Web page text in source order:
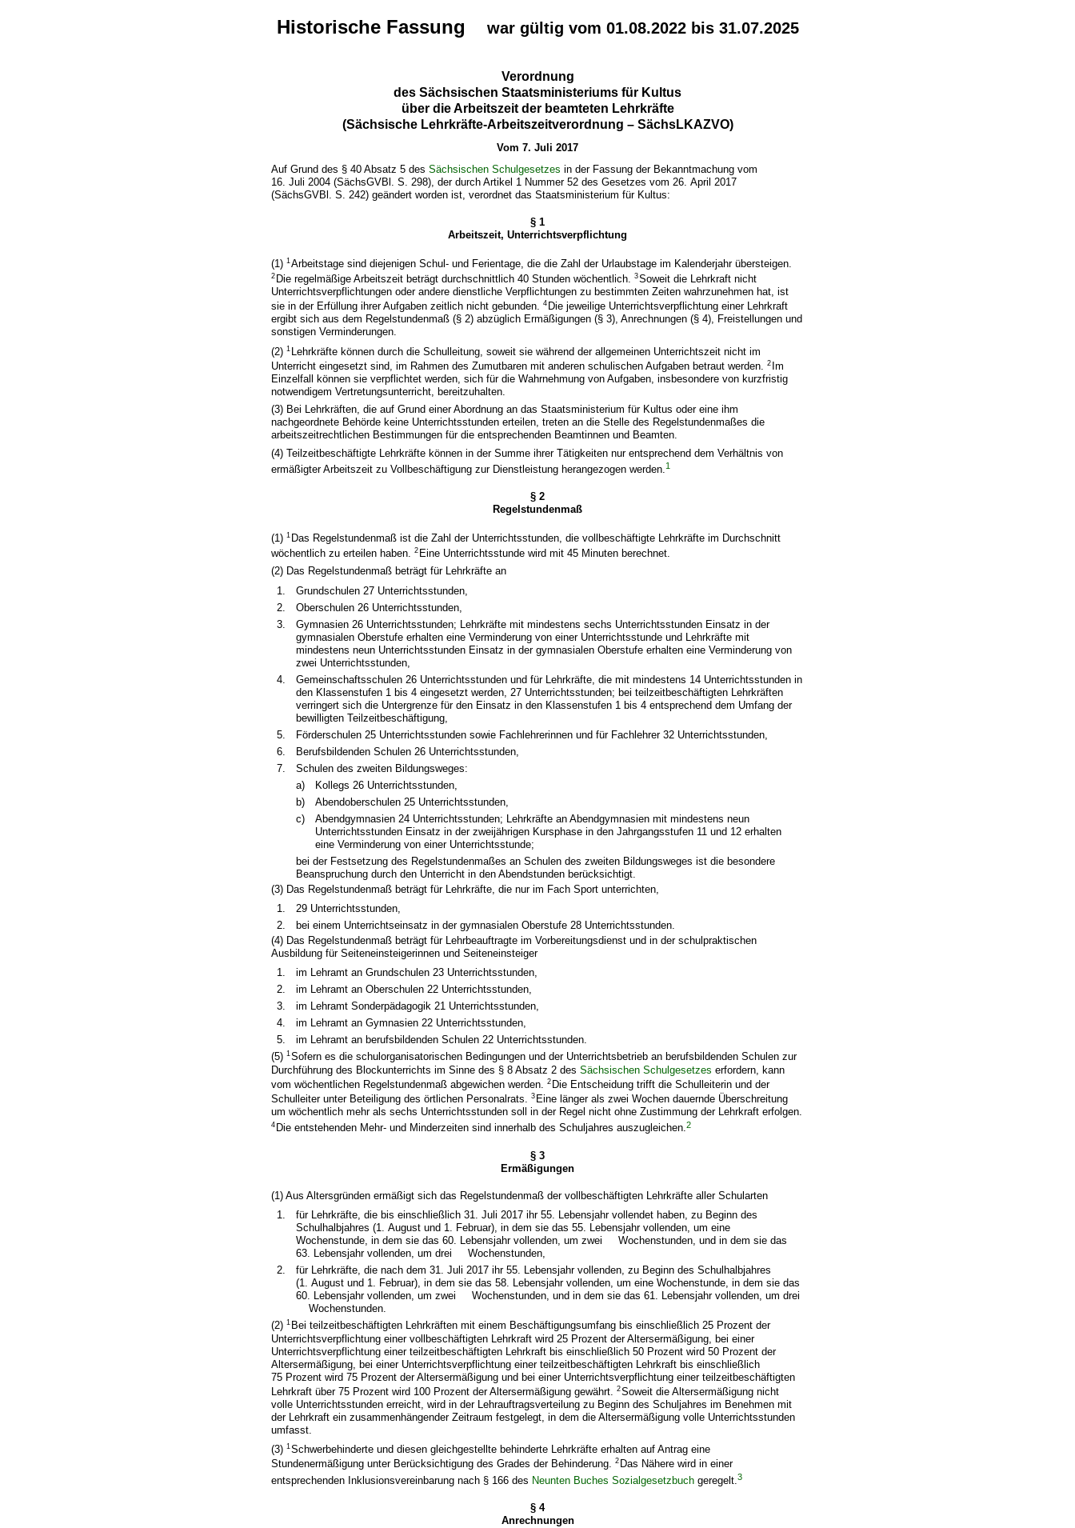
Historische Fassung war gültig vom 01.08.2022 bis 31.07.2025
Verordnung
des Sächsischen Staatsministeriums für Kultus
über die Arbeitszeit der beamteten Lehrkräfte
(Sächsische Lehrkräfte-Arbeitszeitverordnung – SächsLKAZVO)
Vom 7. Juli 2017
Auf Grund des § 40 Absatz 5 desSächsischen Schulgesetzes in der Fassung der Bekanntmachung vom
16. Juli 2004 (SächsGVBl. S. 298), der durch Artikel 1 Nummer 52 des Gesetzes vom 26. April 2017
(SächsGVBl. S. 242) geändert worden ist, verordnet das Staatsministerium für Kultus:
§ 1
Arbeitszeit, Unterrichtsverpflichtung
(1)1Arbeitstage sind diejenigen Schul- und Ferientage, die die Zahl der Urlaubstage im Kalenderjahr übersteigen.
2 Die regelmäßige Arbeitszeit beträgt durchschnittlich 40 Stunden wöchentlich.3Soweit die Lehrkraft nicht
Unterrichtsverpflichtungen oder andere dienstliche Verpflichtungen zu bestimmten Zeiten wahrzunehmen hat, ist
sie in der Erfüllung ihrer Aufgaben zeitlich nicht gebunden.4 Die jeweilige Unterrichtsverpflichtung einer Lehrkraft
ergibt sich aus dem Regelstundenmaß (§ 2) abzüglich Ermäßigungen (§ 3), Anrechnungen (§ 4), Freistellungen und
sonstigen Verminderungen.
(2)1
Lehrkräfte können durch die Schulleitung, soweit sie während der allgemeinen Unterrichtszeit nicht im
Unterricht eingesetzt sind, im Rahmen des Zumutbaren mit anderen schulischen Aufgaben betraut werden.2 Im
Einzelfall können sie verpflichtet werden, sich für die Wahrnehmung von Aufgaben, insbesondere von kurzfristig
notwendigem Vertretungsunterricht, bereitzuhalten.
(3) Bei Lehrkräften, die auf Grund einer Abordnung an das Staatsministerium für Kultus oder eine ihm
nachgeordnete Behörde keine Unterrichtsstunden erteilen, treten an die Stelle des Regelstundenmaßes die
arbeitszeitrechtlichen Bestimmungen für die entsprechenden Beamtinnen und Beamten.
(4) Teilzeitbeschäftigte Lehrkräfte können in der Summe ihrer Tätigkeiten nur entsprechend dem Verhältnis von
ermäßigter Arbeitszeit zu Vollbeschäftigung zur Dienstleistung herangezogen werden.1
§ 2
Regelstundenmaß
(1)1 Das Regelstundenmaß ist die Zahl der Unterrichtsstunden, die vollbeschäftigte Lehrkräfte im Durchschnitt
wöchentlich zu erteilen haben.2 Eine Unterrichtsstunde wird mit 45 Minuten berechnet.
(2) Das Regelstundenmaß beträgt für Lehrkräfte an
1.
Grundschulen 27 Unterrichtsstunden,
2.
Oberschulen 26 Unterrichtsstunden,
3.
Gymnasien 26 Unterrichtsstunden; Lehrkräfte mit mindestens sechs Unterrichtsstunden Einsatz in der
gymnasialen Oberstufe erhalten eine Verminderung von einer Unterrichtsstunde und Lehrkräfte mit
mindestens neun Unterrichtsstunden Einsatz in der gymnasialen Oberstufe erhalten eine Verminderung von
zwei Unterrichtsstunden,
4.
Gemeinschaftsschulen 26 Unterrichtsstunden und für Lehrkräfte, die mit mindestens 14 Unterrichtsstunden in
den Klassenstufen 1 bis 4 eingesetzt werden, 27 Unterrichtsstunden; bei teilzeitbeschäftigten Lehrkräften
verringert sich die Untergrenze für den Einsatz in den Klassenstufen 1 bis 4 entsprechend dem Umfang der
bewilligten Teilzeitbeschäftigung,
5.
Förderschulen 25 Unterrichtsstunden sowie Fachlehrerinnen und für Fachlehrer 32 Unterrichtsstunden,
6.
Berufsbildenden Schulen 26 Unterrichtsstunden,
7.
Schulen des zweiten Bildungsweges:
a)
Kollegs 26 Unterrichtsstunden,
b)
Abendoberschulen 25 Unterrichtsstunden,
c)
Abendgymnasien 24 Unterrichtsstunden; Lehrkräfte an Abendgymnasien mit mindestens neun
Unterrichtsstunden Einsatz in der zweijährigen Kursphase in den Jahrgangsstufen 11 und 12 erhalten
eine Verminderung von einer Unterrichtsstunde;
bei der Festsetzung des Regelstundenmaßes an Schulen des zweiten Bildungsweges ist die besondere
Beanspruchung durch den Unterricht in den Abendstunden berücksichtigt.
(3) Das Regelstundenmaß beträgt für Lehrkräfte, die nur im Fach Sport unterrichten,
1.
29 Unterrichtsstunden,
2.
bei einem Unterrichtseinsatz in der gymnasialen Oberstufe 28 Unterrichtsstunden.
(4) Das Regelstundenmaß beträgt für Lehrbeauftragte im Vorbereitungsdienst und in der schulpraktischen
Ausbildung für Seiteneinsteigerinnen und Seiteneinsteiger
1.
im Lehramt an Grundschulen 23 Unterrichtsstunden,
2.
im Lehramt an Oberschulen 22 Unterrichtsstunden,
3.
im Lehramt Sonderpädagogik 21 Unterrichtsstunden,
4.
im Lehramt an Gymnasien 22 Unterrichtsstunden,
5.
im Lehramt an berufsbildenden Schulen 22 Unterrichtsstunden.
(5)1Sofern es die schulorganisatorischen Bedingungen und der Unterrichtsbetrieb an berufsbildenden Schulen zur
Durchführung des Blockunterrichts im Sinne des § 8 Absatz 2 desSächsischen Schulgesetzes erfordern, kann
vom wöchentlichen Regelstundenmaß abgewichen werden.2 Die Entscheidung trifft die Schulleiterin und der
Schulleiter unter Beteiligung des örtlichen Personalrats.3 Eine länger als zwei Wochen dauernde Überschreitung
um wöchentlich mehr als sechs Unterrichtsstunden soll in der Regel nicht ohne Zustimmung der Lehrkraft erfolgen.
4 Die entstehenden Mehr- und Minderzeiten sind innerhalb des Schuljahres auszugleichen.2
§ 3
Ermäßigungen
(1) Aus Altersgründen ermäßigt sich das Regelstundenmaß der vollbeschäftigten Lehrkräfte aller Schularten
1.
für Lehrkräfte, die bis einschließlich 31. Juli 2017 ihr 55. Lebensjahr vollendet haben, zu Beginn des
Schulhalbjahres (1. August und 1. Februar), in dem sie das 55. Lebensjahr vollenden, um eine
Wochenstunde, in dem sie das 60. Lebensjahr vollenden, um zwei Wochenstunden, und in dem sie das
63. Lebensjahr vollenden, um drei Wochenstunden,
2.
für Lehrkräfte, die nach dem 31. Juli 2017 ihr 55. Lebensjahr vollenden, zu Beginn des Schulhalbjahres
(1. August und 1. Februar), in dem sie das 58. Lebensjahr vollenden, um eine Wochenstunde, in dem sie das
60. Lebensjahr vollenden, um zwei Wochenstunden, und in dem sie das 61. Lebensjahr vollenden, um drei
Wochenstunden.
(2)1 Bei teilzeitbeschäftigten Lehrkräften mit einem Beschäftigungsumfang bis einschließlich 25 Prozent der
Unterrichtsverpflichtung einer vollbeschäftigten Lehrkraft wird 25 Prozent der Altersermäßigung, bei einer
Unterrichtsverpflichtung einer teilzeitbeschäftigten Lehrkraft bis einschließlich 50 Prozent wird 50 Prozent der
Altersermäßigung, bei einer Unterrichtsverpflichtung einer teilzeitbeschäftigten Lehrkraft bis einschließlich
75 Prozent wird 75 Prozent der Altersermäßigung und bei einer Unterrichtsverpflichtung einer teilzeitbeschäftigten
Lehrkraft über 75 Prozent wird 100 Prozent der Altersermäßigung gewährt.2Soweit die Altersermäßigung nicht
volle Unterrichtsstunden erreicht, wird in der Lehrauftragsverteilung zu Beginn des Schuljahres im Benehmen mit
der Lehrkraft ein zusammenhängender Zeitraum festgelegt, in dem die Altersermäßigung volle Unterrichtsstunden
umfasst.
(3)1Schwerbehinderte und diesen gleichgestellte behinderte Lehrkräfte erhalten auf Antrag eine
Stundenermäßigung unter Berücksichtigung des Grades der Behinderung.2 Das Nähere wird in einer
entsprechenden Inklusionsvereinbarung nach § 166 des Neunten Buches Sozialgesetzbuch geregelt.3
§ 4
Anrechnungen